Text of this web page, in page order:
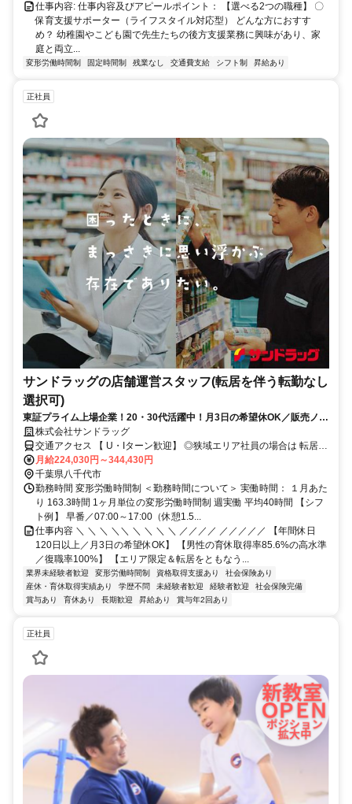
仕事内容: 仕事内容及びアピールポイント： 【選べる2つの職種】 〇
保育支援サポーター（ライフスタイル対応型） どんな方におすす
め？ 幼稚園やこども園で先生たちの後方支援業務に興味があり、家
庭と両立...
変形労働時間制 固定時間制 残業なし 交通費支給 シフト制 昇給あり
正社員
サンドラッグの店舗運営スタッフ(転居を伴う転勤なし
選択可)
東証プライム上場企業！20・30代活躍中！月3日の希望休OK／販売ノル
マなし／年収例32歳SV816万円／販促企画～商品管理など店舗運営がメ
インの仕事
株式会社サンドラッグ
交通アクセス 【 U・Iターン歓迎】 ◎狭域エリア社員の場合は 転居を
伴う転勤はありません。 ◎マイカー通勤OK
月給224,030円～344,430円
千葉県八千代市
勤務時間 変形労働時間制 ＜勤務時間について＞ 実働時間： １月あた
り 163.3時間 1ヶ月単位の変形労働時間制 週実働 平均40時間 【シフ
ト例】 早番／07:00～17:00（休憩1.5...
仕事内容 ＼ ＼ ＼ ＼＼ ＼ ＼ ＼ ＼ ／／／／ ／／／／／ 【年間休日
120日以上／月3日の希望休OK】 【男性の育休取得率85.6%の高水準
／復職率100%】 【エリア限定＆転居をともなう...
業界未経験者歓迎 変形労働時間制 資格取得支援あり
社会保険あり
産休・育休取得実績あり
学歴不問 未経験者歓迎 経験者歓迎
社会保険完備
賞与あり
育休あり 長期歓迎 昇給あり 賞与年2回あり
正社員